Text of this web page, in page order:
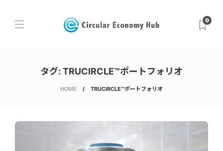
0
タグ: TRUCIRCLE™ポートフォリオ
HOME TRUCIRCLE™ポートフォリオ